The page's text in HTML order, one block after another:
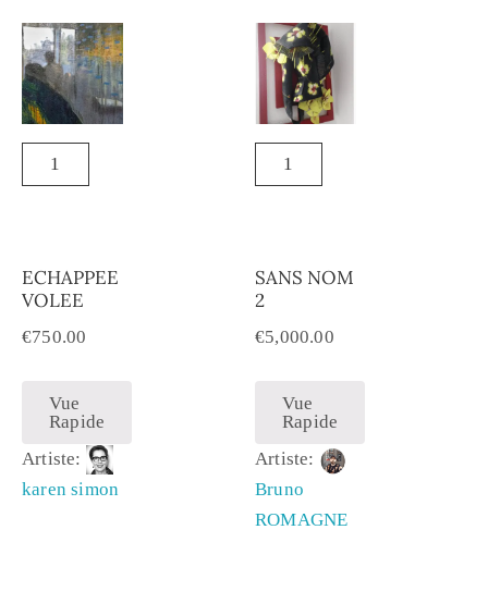
ECHAPPEE
VOLEE
€750.00
Vue
Rapide
Artiste:
karen simon
SANS NOM
2
€5,000.00
Vue
Rapide
Artiste:
Bruno
ROMAGNE